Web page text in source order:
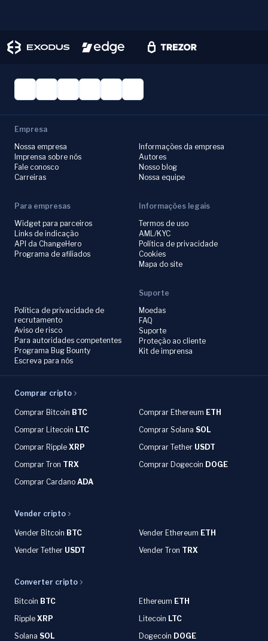
Empresa
Nossa empresa
Imprensa sobre nós
Fale conosco
Carreiras
Informações da empresa
Autores
Nosso blog
Nossa equipe
Para empresas
Widget para parceiros
Links de indicação
API da ChangeHero
Programa de afiliados
Informações legais
Termos de uso
AML/KYC
Política de privacidade
Cookies
Mapa do site
Política de privacidade de
recrutamento
Aviso de risco
Para autoridades competentes
Programa Bug Bounty
Escreva para nós
Suporte
Moedas
FAQ
Suporte
Proteção ao cliente
Kit de imprensa
Comprar cripto
Comprar Bitcoin BTC Comprar Ethereum ETH
Comprar Litecoin LTC Comprar Solana SOL
Comprar Ripple XRP Comprar Tether USDT
Comprar Tron TRX Comprar Dogecoin DOGE
Comprar Cardano ADA
Vender cripto
Vender Bitcoin BTC Vender Ethereum ETH
Vender Tether USDT Vender Tron TRX
Converter cripto
Bitcoin BTC Ethereum ETH
Ripple XRP Litecoin LTC
Solana SOL Dogecoin DOGE